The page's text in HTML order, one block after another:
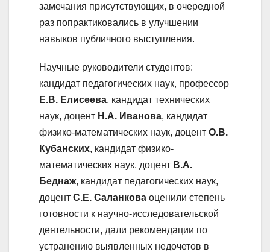
замечания присутствующих, в очередной
раз попрактиковались в улучшении
навыков публичного выступления.
Научные руководители студентов:
кандидат педагогических наук, профессор
Е.В. Елисеева, кандидат технических
наук, доцент Н.А. Иванова, кандидат
физико-математических наук, доцент О.В.
Кубанских, кандидат физико-
математических наук, доцент В.А.
Беднаж, кандидат педагогических наук,
доцент С.Е. Саланкова оценили степень
готовности к научно-исследовательской
деятельности, дали рекомендации по
устранению выявленных недочетов в